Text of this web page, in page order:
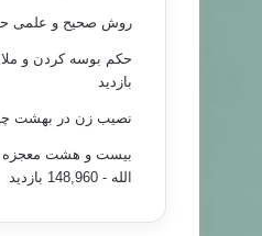
روش صحیح و علمی
حکم بوسه کردن و
بازدید
نصیب زن در بهشت
بیست و هشت معجزه
الله - 148,960 بازدید